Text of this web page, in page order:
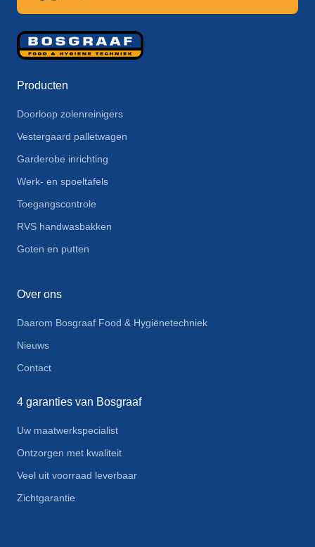
Producten
Doorloop zolenreinigers
Vestergaard palletwagen
Garderobe inrichting
Werk- en spoeltafels
Toegangscontrole
RVS handwasbakken
Goten en putten
Over ons
Daarom Bosgraaf Food & Hygiënetechniek
Nieuws
Contact
4 garanties van Bosgraaf
Uw maatwerkspecialist
Ontzorgen met kwaliteit
Veel uit voorraad leverbaar
Zichtgarantie